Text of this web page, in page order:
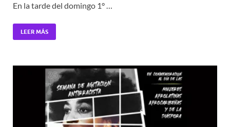
En la tarde del domingo 1° …
LEER MÁS